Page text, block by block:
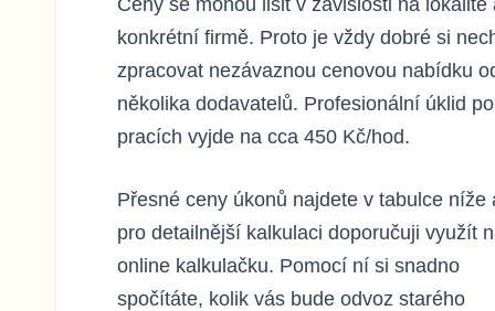
konkrétní firmě. Proto je vždy dobré si
zpracovat nezávaznou cenovou nabídku
několika dodavatelů. Profesionální úklid po
pracích vyjde na cca 450 Kč/hod.
Přesné ceny úkonů najdete v tabulce níže
pro detailnější kalkulaci doporučuji využít
online kalkulačku. Pomocí ní si snadno
spočítáte, kolik vás bude odvoz starého